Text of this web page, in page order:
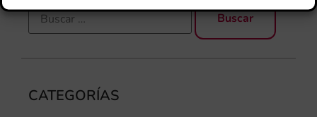
CATEGORÍAS